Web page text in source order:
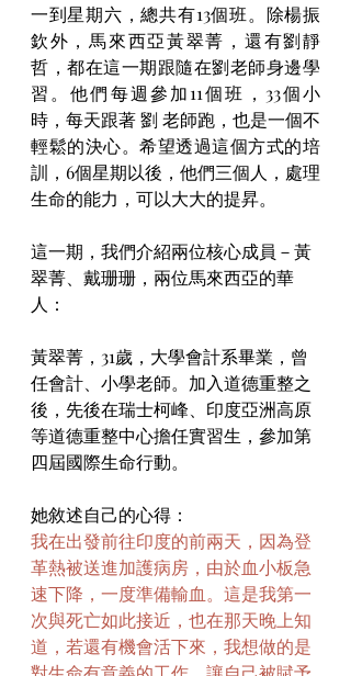
一到星期六，總共有13個班。除楊振
欽外，馬來西亞黃翠菁，還有劉靜
哲，都在這一期跟隨在劉老師身邊學
習。他們每週參加11個班，33個小
時，每天跟著 劉 老師跑，也是一個不
輕鬆的決心。希望透過這個方式的培
訓，6個星期以後，他們三個人，處理
生命的能力，可以大大的提昇。
這一期，我們介紹兩位核心成員－黃
翠菁、戴珊珊，兩位馬來西亞的華
人：
黃翠菁，31歲，大學會計系畢業，曾
任會計、小學老師。加入道德重整之
後，先後在瑞士柯峰、印度亞洲高原
等道德重整中心擔任實習生，參加第
四屆國際生命行動。
她敘述自己的心得：
我在出發前往印度的前兩天，因為登
革熱被送進加護病房，由於血小板急
速下降，一度準備輸血。這是我第一
次與死亡如此接近，也在那天晚上知
道，若還有機會活下來，我想做的是